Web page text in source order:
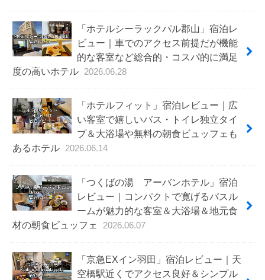
「ホテルシーラックパル郡山」宿泊レ
ビュー｜車でのアクセス前提だが機能
的な客室など総合的・コスパ的に満足
度の高いホテル
2026.06.28
「ホテルフィット」宿泊レビュー｜広
い客室で嬉しいバス・トイレ独立タイ
プ＆大浴場や無料の朝食ビュッフェも
あるホテル
2026.06.14
「つくばの湯 アーバンホテル」宿泊
レビュー｜コンパクトで寛げるバスル
ームが魅力的な客室＆大浴場＆地元食
材の朝食ビュッフェ
2026.06.07
「京急EXイン羽田」宿泊レビュー｜天
空橋駅近くでアクセス良好＆シンプル